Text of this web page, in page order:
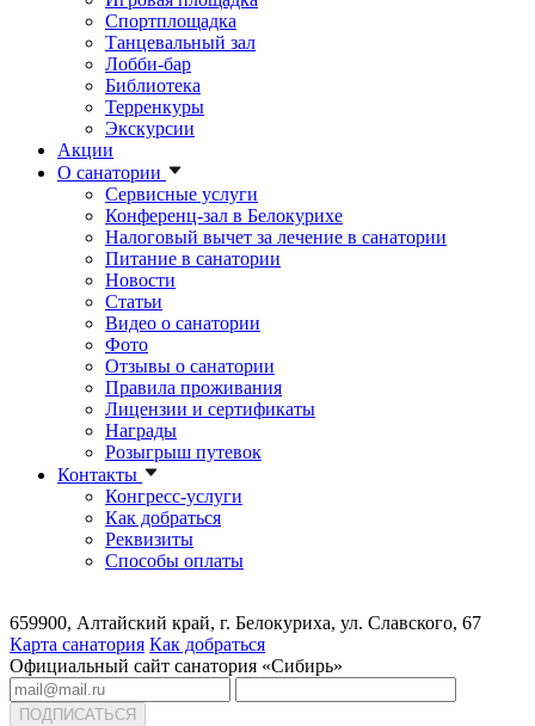
Спортплощадка
Танцевальный зал
Лобби-бар
Библиотека
Терренкуры
Экскурсии
Акции
О санатории
Сервисные услуги
Конференц-зал в Белокурихе
Налоговый вычет за лечение в санатории
Питание в санатории
Новости
Статьи
Видео о санатории
Фото
Отзывы о санатории
Правила проживания
Лицензии и сертификаты
Награды
Розыгрыш путевок
Контакты
Конгресс-услуги
Как добраться
Реквизиты
Способы оплаты
659900, Алтайский край, г. Белокуриха, ул. Славского, 67
Карта санатория Как добраться
Официальный сайт санатория «Сибирь»
ПОДПИСАТЬСЯ